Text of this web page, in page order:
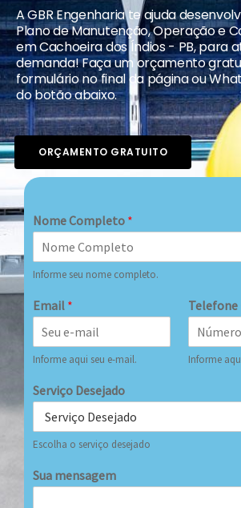
A GBR Engenharia te ajuda
Plano de Manutenção, Operação e
em Cachoeira dos Índios - PB, para
demanda! Faça um orçamento
formulário no final da página ou
do botão abaixo.
ORÇAMENTO GRATUITO
Nome Completo *
Informe seu nome completo.
Email *
Informe aqui seu e-mail.
Telefone
Informe
Serviço Desejado
Escolha o serviço desejado
Sua mensagem